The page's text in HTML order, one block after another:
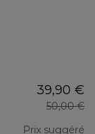
39,90 €
50,00 €
Prix suggéré